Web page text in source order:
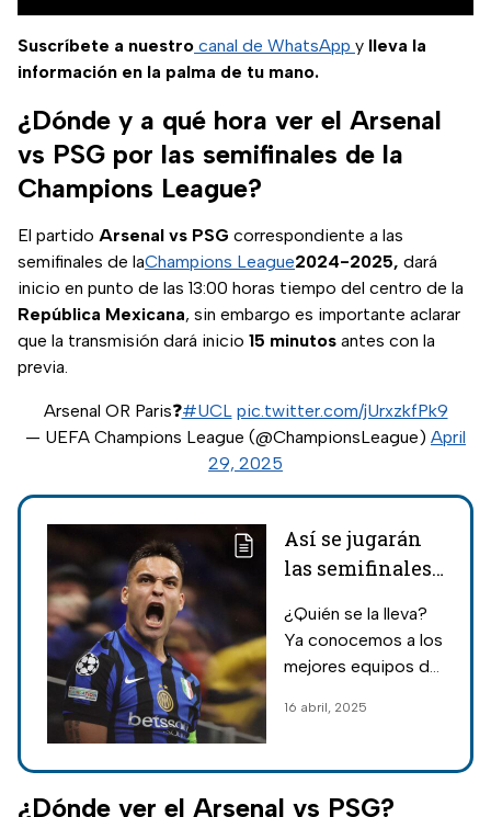
Suscríbete a nuestro canal de WhatsApp y lleva la
información en la palma de tu mano.
¿Dónde y a qué hora ver el Arsenal
vs PSG por las semifinales de la
Champions League?
El partido Arsenal vs PSG correspondiente a las
semifinales de laChampions League2024-2025, dará
inicio en punto de las 13:00 horas tiempo del centro de la
República Mexicana, sin embargo es importante aclarar
que la transmisión dará inicio 15 minutos antes con la
previa.
Arsenal OR Paris❓#UCL pic.twitter.com/jUrxzkfPk9
— UEFA Champions League (@ChampionsLeague) April
29, 2025
Así se jugarán
las semifinales
League 2025,
con Barcelona,
PSG
¿Quién se la lleva?
Ya conocemos a los
mejores equipos de
League este 2025,
medirán en unas
semifinales
16 abril, 2025
¿Dónde ver el Arsenal vs PSG?